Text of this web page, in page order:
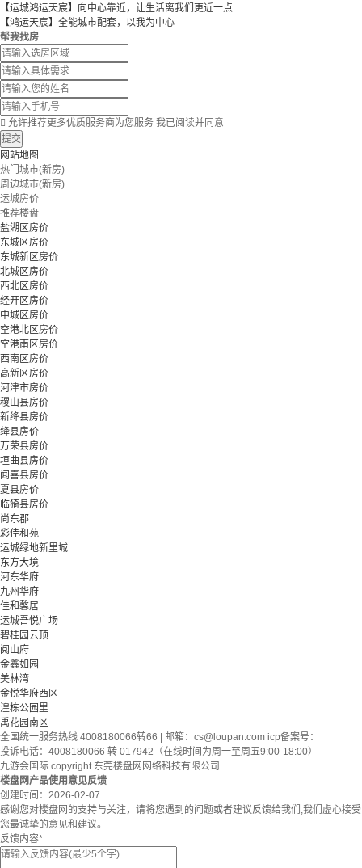
【运城鸿运天宸】向中心靠近，让生活离我们更近一点
【鸿运天宸】全能城市配套，以我为中心
帮我找房
 允许推荐更多优质服务商为您服务 我已阅读并同意
提交
网站地图
热门城市(新房)
周边城市(新房)
运城房价
推荐楼盘
盐湖区房价
东城区房价
东城新区房价
北城区房价
西北区房价
经开区房价
中城区房价
空港北区房价
空港南区房价
西南区房价
高新区房价
河津市房价
稷山县房价
新绛县房价
绛县房价
万荣县房价
垣曲县房价
闻喜县房价
夏县房价
临猗县房价
尚东郡
彩佳和苑
运城绿地新里城
东方大境
河东华府
九州华府
佳和馨居
运城吾悦广场
碧桂园云顶
阅山府
金鑫如园
美林湾
金悦华府西区
湟栋公园里
禹花园南区
全国统一服务热线 4008180066转66 | 邮箱： cs@loupan.com icp备案号：
投诉电话：4008180066 转 017942（在线时间为周一至周五9:00-18:00）
九游会国际 copyright 东莞楼盘网网络科技有限公司
楼盘网产品使用意见反馈
创建时间： 2026-02-07
感谢您对楼盘网的支持与关注，请将您遇到的问题或者建议反馈给我们,我们虚心接受
您最诚挚的意见和建议。
反馈内容*